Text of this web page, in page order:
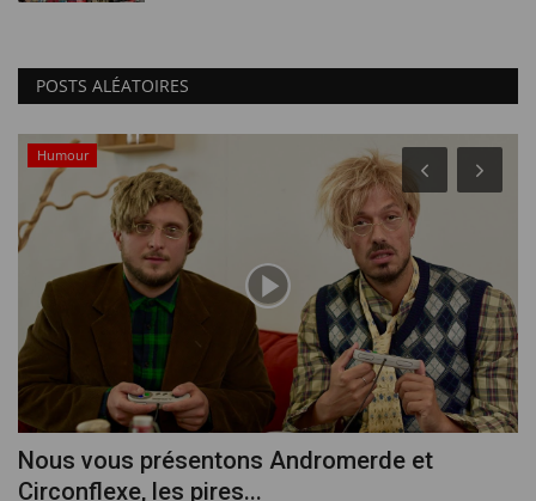
POSTS ALÉATOIRES
Humour
Nous vous présentons Andromerde et
Circonflexe, les pires...